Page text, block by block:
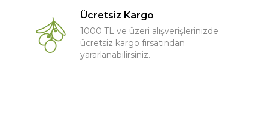
Ücretsiz Kargo
1000 TL ve üzeri alışverişlerinizde
ücretsiz kargo fırsatından
yararlanabilirsiniz.